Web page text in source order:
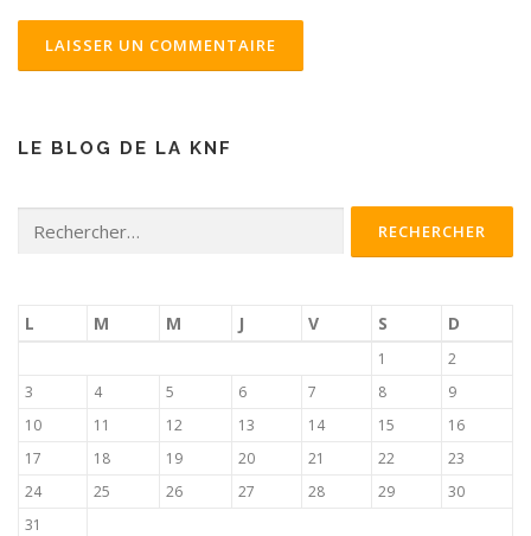
LE BLOG DE LA KNF
L M M J V S D
1
2
3
4 5 6 7 8
9
10
11 12 13 14 15
16
17
18 19 20 21 22
23
24
25 26 27 28 29
30
31